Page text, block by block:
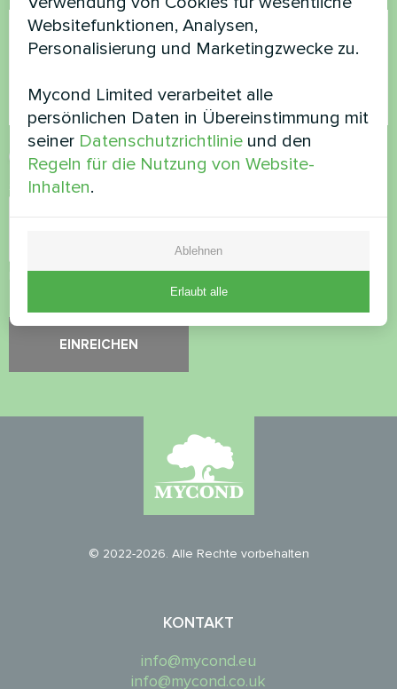
Datenschutzbestimmungen akzeptieren
Sicherheitsüberprüfung
Bitte vergewissern Sie sich, dass Sie kein Roboter sind.
© 2022-2026. Alle Rechte vorbehalten
KONTAKT
info@mycond.eu
info@mycond.co.uk
Websitefunktionen, Analysen,
Personalisierung und Marketingzwecke zu.
Mycond Limited verarbeitet alle
persönlichen Daten in Übereinstimmung mit
seiner Datenschutzrichtlinie und den
Regeln für die Nutzung von Website-
Inhalten.
Ablehnen
Erlaubt alle